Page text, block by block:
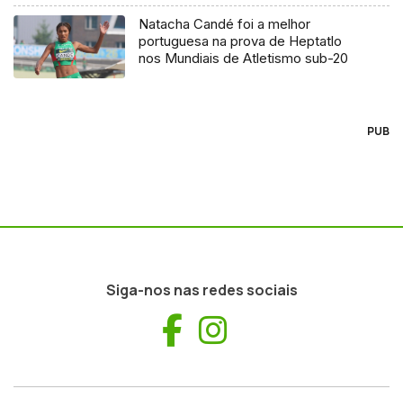
Natacha Candé foi a melhor
portuguesa na prova de Heptatlo
nos Mundiais de Atletismo sub-20
PUB
Siga-nos nas redes sociais
Facebook